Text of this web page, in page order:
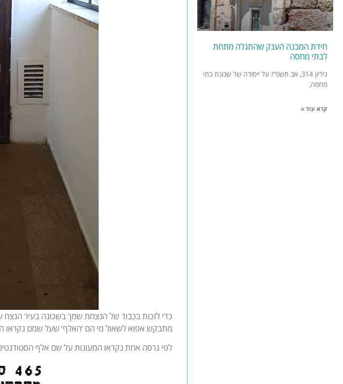
חידת המבנה הענק שהתגלה מתחת
לבתי מחסה
גיליון 314, אב תשפ”ו על ייסודה של שכונת בתי
מחסה,
קרא עוד »
כדי לזכות בכבוד של הנצחת שמך בשכונה בעיר הנצח
מתבקש אפוא לשאול מי הם ‘האלף’ שעל שמם נקראו
לפי גרסה אחת נקראו המעונות על שם אלף